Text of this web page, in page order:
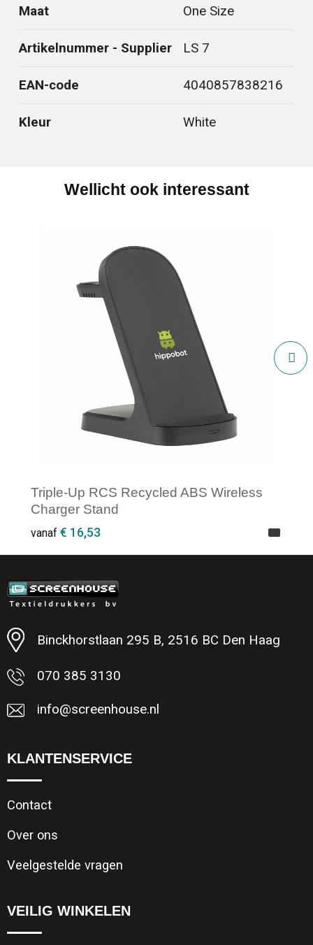
Maat One Size
Artikelnummer - Supplier LS 7
EAN-code 4040857838216
Kleur White
Wellicht ook interessant
Triple-Up RCS Recycled ABS Wireless
Charger Stand
vanaf € 16,53
Minimale afname: 1
Binckhorstlaan 295 B, 2516 BC Den Haag
070 385 3130
info@screenhouse.nl
KLANTENSERVICE
Contact
Over ons
Veelgestelde vragen
VEILIG WINKELEN